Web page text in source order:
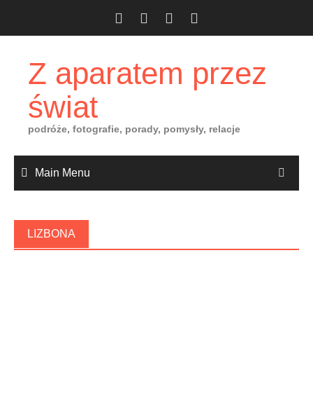
Z aparatem przez
świat
podróże, fotografie, porady, pomysły, relacje
Main Menu
LIZBONA